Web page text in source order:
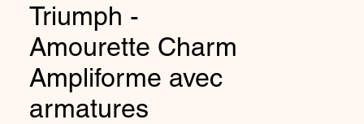
Triumph -
Amourette Charm
Ampliforme avec
armatures